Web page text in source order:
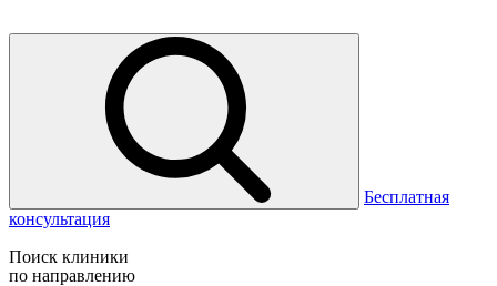
Бесплатная
консультация
Поиск клиники
по направлению